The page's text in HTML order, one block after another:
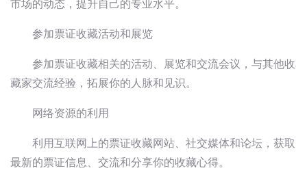
市场的动态，提升自己的专业水平。
参加票证收藏活动和展览
参加票证收藏相关的活动、展览和交流会议，与其他收
藏家交流经验，拓展你的人脉和见识。
网络资源的利用
利用互联网上的票证收藏网站、社交媒体和论坛，获取
最新的票证信息、交流和分享你的收藏心得。